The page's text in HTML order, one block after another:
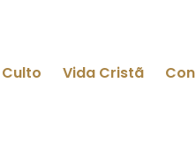
Vida Cristã